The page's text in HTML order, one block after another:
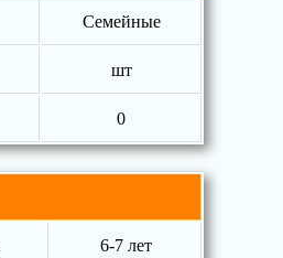
Семейные
шт
0
6-7 лет